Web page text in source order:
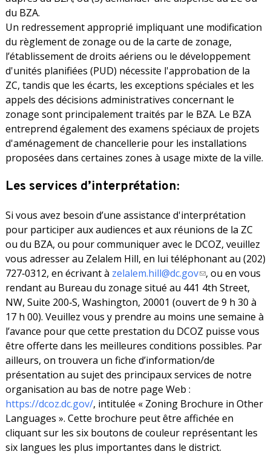
du BZA.
Un redressement approprié impliquant une modification
du règlement de zonage ou de la carte de zonage,
l’établissement de droits aériens ou le développement
d'unités planifiées (PUD) nécessite l'approbation de la
ZC, tandis que les écarts, les exceptions spéciales et les
appels des décisions administratives concernant le
zonage sont principalement traités par le BZA. Le BZA
entreprend également des examens spéciaux de projets
d'aménagement de chancellerie pour les installations
proposées dans certaines zones à usage mixte de la ville.
Les services d’interprétation:
Si vous avez besoin d’une assistance d'interprétation
pour participer aux audiences et aux réunions de la ZC
ou du BZA, ou pour communiquer avec le DCOZ, veuillez
vous adresser au Zelalem Hill, en lui téléphonant au (202)
727‐0312, en écrivant à zelalem.hill@dc.gov , ou en vous
rendant au Bureau du zonage situé au 441 4th Street,
NW, Suite 200‐S, Washington, 20001 (ouvert de 9 h 30 à
17 h 00). Veuillez vous y prendre au moins une semaine à
l’avance pour que cette prestation du DCOZ puisse vous
être offerte dans les meilleures conditions possibles. Par
ailleurs, on trouvera un fiche d’information/de
présentation au sujet des principaux services de notre
organisation au bas de notre page Web :
https://dcoz.dc.gov/, intitulée « Zoning Brochure in Other
Languages ». Cette brochure peut être affichée en
cliquant sur les six boutons de couleur représentant les
six langues les plus importantes dans le district.